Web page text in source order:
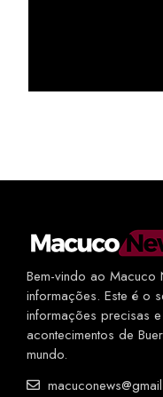
Bem-vindo ao Macuco
informações. Este é o
informações precisas
acontecimentos de
mundo.